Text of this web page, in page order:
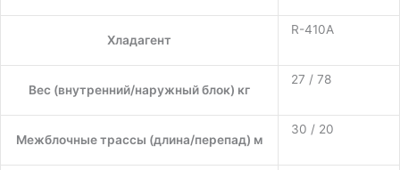
Хладагент
R-410A
Вес (внутренний/наружный блок) кг
27 / 78
Межблочные трассы (длина/перепад) м
30 / 20